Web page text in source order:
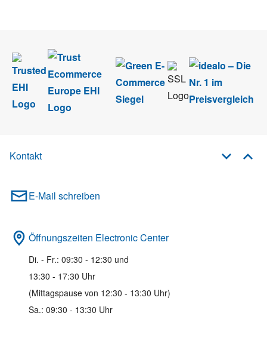
Kontakt
E-Mail schreiben
Öffnungszeiten Electronic Center
Di. - Fr.: 09:30 - 12:30 und
13:30 - 17:30 Uhr
(Mittagspause von 12:30 - 13:30 Uhr)
Sa.: 09:30 - 13:30 Uhr